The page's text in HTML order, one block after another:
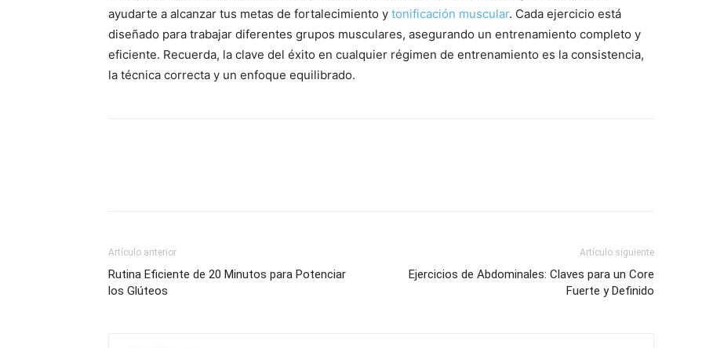
ayudarte a alcanzar tus metas de fortalecimiento y tonificación muscular. Cada ejercicio está
diseñado para trabajar diferentes grupos musculares, asegurando un entrenamiento completo y
eficiente. Recuerda, la clave del éxito en cualquier régimen de entrenamiento es la consistencia,
la técnica correcta y un enfoque equilibrado.
Artículo anterior
Rutina Eficiente de 20 Minutos para Potenciar
los Glúteos
Artículo siguiente
Ejercicios de Abdominales: Claves para un Core
Fuerte y Definido